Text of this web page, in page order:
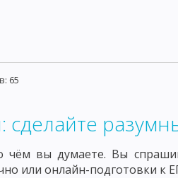
ВИРУС СЫВОРОТОЧНОГО ГЕПАТИТА
65
вы думаете. Вы
или онлайн-подготовки к